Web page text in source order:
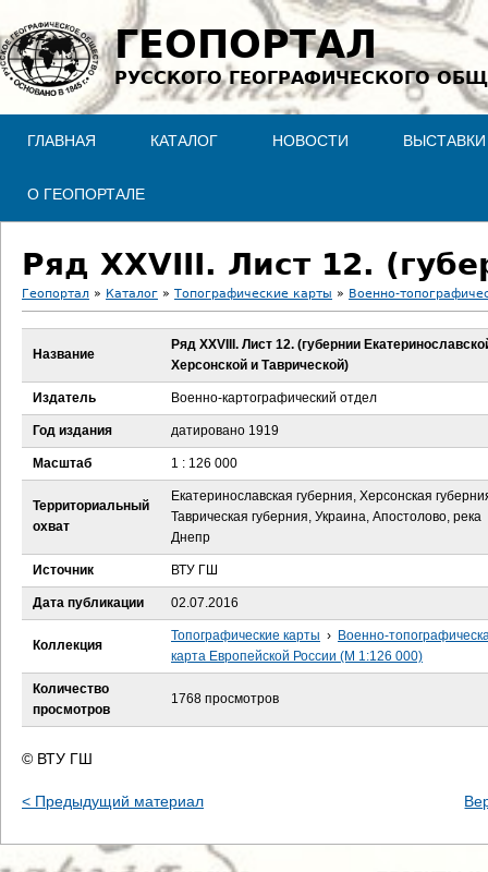
Jump to navigation
ГЕОПОРТАЛ
РУССКОГО ГЕОГРАФИЧЕСКОГО
ГЛАВНАЯ КАТАЛОГ НОВОСТИ ВЫСТАВКИ
О ГЕОПОРТАЛЕ
В
з
д
е
ь
Геопортал » Каталог » Топографические карты » Военно-
Название
Ряд XXVIII. Лист 12. (губернии
Херсонской и Таврической)
Издатель Военно-картографический отдел
Год издания датировано 1919
Масштаб 1 : 126 000
Территориальный
охват
Екатеринославская губерния, Херсонская
Таврическая губерния, Украина, Апостолово, река
Днепр
Источник ВТУ ГШ
Дата публикации 02.07.2016
Коллекция
Топографические карты › Военно-
карта Европейской России (М 1:126 000)
Количество
просмотров
1768 просмотров
© ВТУ ГШ
< Предыдущий материал